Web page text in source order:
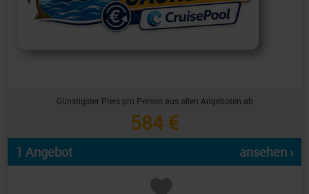
Günstigster Preis pro Person aus allen Angeboten ab
584 €
1 Angebot ansehen ›